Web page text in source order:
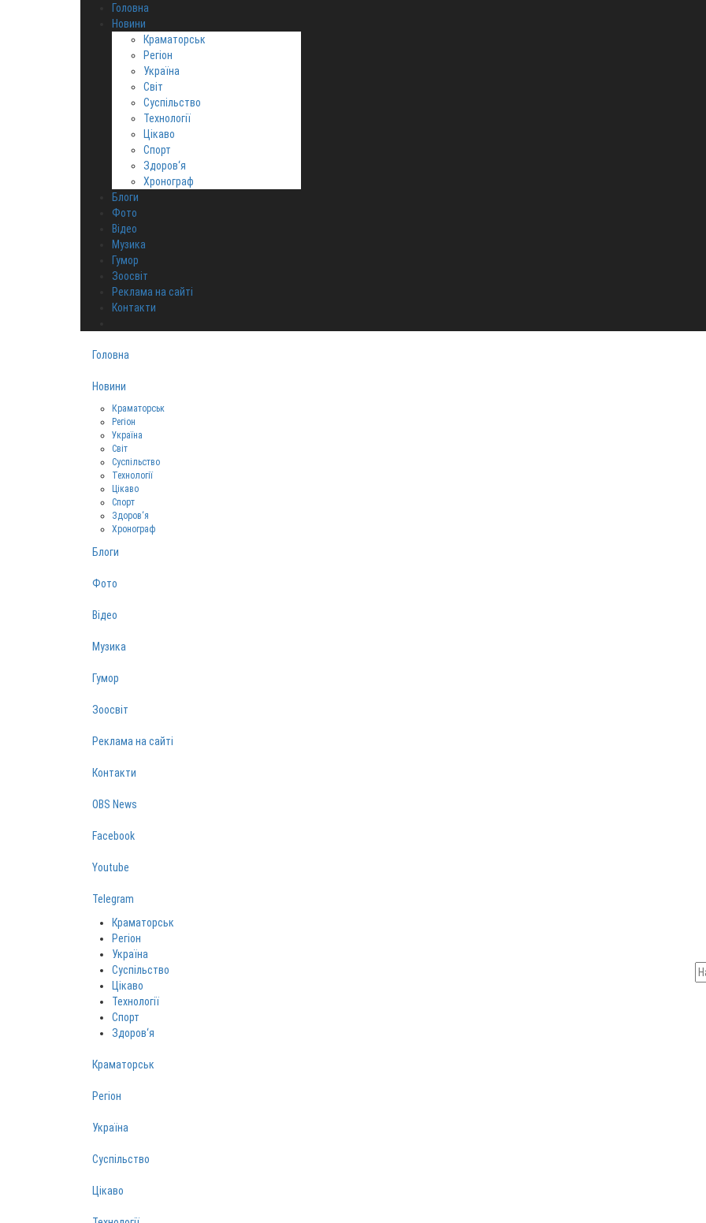
Головна
Новини
Краматорськ
Регіон
Україна
Світ
Суспільство
Технології
Цікаво
Спорт
Здоров‘я
Хронограф
Блоги
Фото
Відео
Музика
Гумор
Зоосвіт
Реклама на сайті
Контакти
Головна
Новини
Краматорськ
Регіон
Україна
Світ
Суспільство
Технології
Цікаво
Спорт
Здоров‘я
Хронограф
Блоги
Фото
Відео
Музика
Гумор
Зоосвіт
Реклама на сайті
Контакти
OBS News
Facebook
Youtube
Telegram
Краматорськ
Регіон
Україна
Суспільство
Цікаво
Технології
Спорт
Здоров‘я
Краматорськ
Регіон
Україна
Суспільство
Цікаво